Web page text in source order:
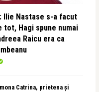
Ilie Nastase s-a facut
tot, Hagi spune numai
Raicu era ca
Catrina, prietena și